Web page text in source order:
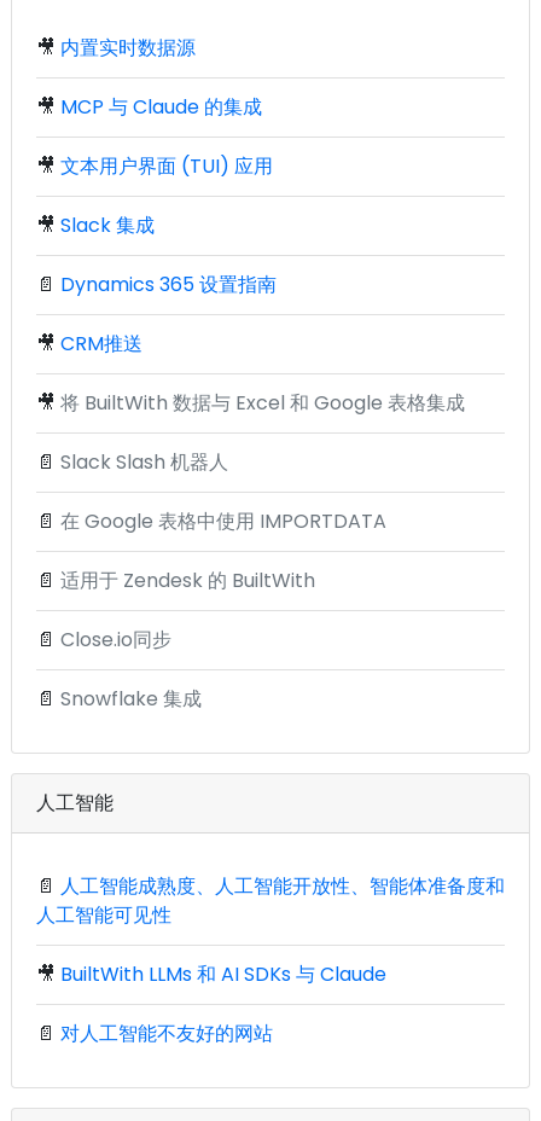
🎥 内置实时数据源
🎥 MCP 与 Claude 的集成
🎥 文本用户界面 (TUI) 应用
🎥 Slack 集成
📄 Dynamics 365 设置指南
🎥 CRM推送
🎥 将 BuiltWith 数据与 Excel 和 Google 表格集成
📄 Slack Slash 机器人
📄 在 Google 表格中使用 IMPORTDATA
📄 适用于 Zendesk 的 BuiltWith
📄 Close.io同步
📄 Snowflake 集成
人工智能
📄 人工智能成熟度、人工智能开放性、智能体准备度和
人工智能可见性
🎥 BuiltWith LLMs 和 AI SDKs 与 Claude
📄 对人工智能不友好的网站